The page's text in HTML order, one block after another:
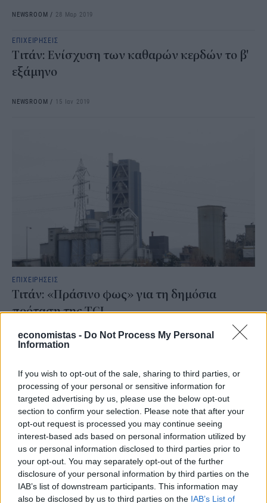
economistas - Do Not Process My Personal
Information
If you wish to opt-out of the sale, sharing to third parties, or
processing of your personal or sensitive information for
targeted advertising by us, please use the below opt-out
section to confirm your selection. Please note that after your
opt-out request is processed you may continue seeing
interest-based ads based on personal information utilized by
us or personal information disclosed to third parties prior to
your opt-out. You may separately opt-out of the further
disclosure of your personal information by third parties on the
IAB’s list of downstream participants. This information may
also be disclosed by us to third parties on the IAB’s List of
NEWSROOM / 28 Μαρ 2019
ΕΠΙΧΕΙΡΗΣΕΙΣ
Tιτάν: Ενίσχυση των καθαρών κερδών το β'
εξάμηνο
NEWSROOM / 15 Ιαν 2019
ΕΠΙΧΕΙΡΗΣΕΙΣ
Τιτάν: «Πράσινο φως» για τη δημόσια
πρόταση της TCI
NEWSROOM/03 Ιαν 2019
Τιτάν: Στο 5,60% των δικαιωμάτων ψήφου
οι ίδιες μετοχές
NEWSROOM/14 Δεκ 2018